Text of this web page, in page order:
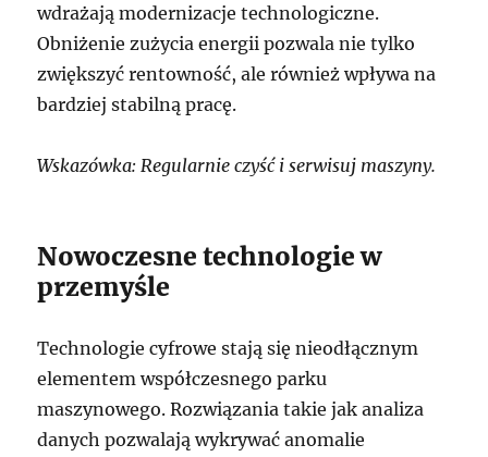
wdrażają modernizacje technologiczne.
Obniżenie zużycia energii pozwala nie tylko
zwiększyć rentowność, ale również wpływa na
bardziej stabilną pracę.
Wskazówka: Regularnie czyść i serwisuj maszyny.
Nowoczesne technologie w
przemyśle
Technologie cyfrowe stają się nieodłącznym
elementem współczesnego parku
maszynowego. Rozwiązania takie jak analiza
danych pozwalają wykrywać anomalie